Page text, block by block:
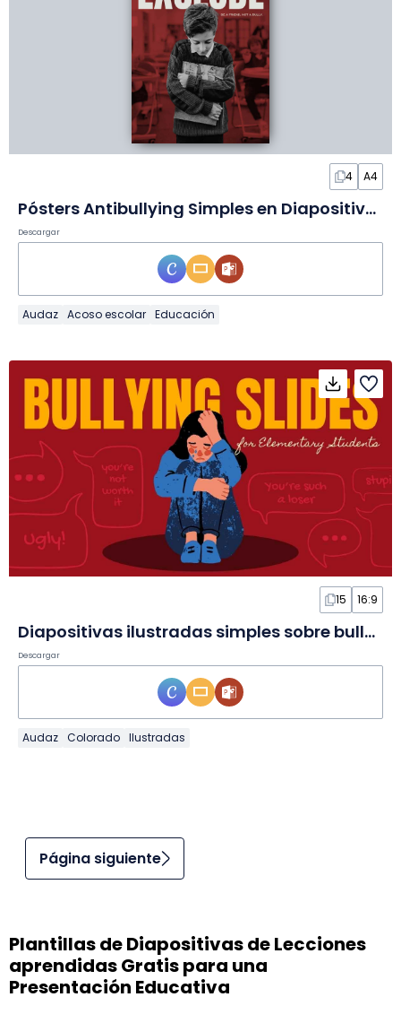
4 A4
Pósters Antibullying Simples en Diapositivas
Descargar
Audaz Acoso escolar Educación
15 16:9
Diapositivas ilustradas simples sobre bullying en primaria
Descargar
Audaz Colorado Ilustradas
Página siguiente
Plantillas de Diapositivas de Lecciones
aprendidas Gratis para una
Presentación Educativa